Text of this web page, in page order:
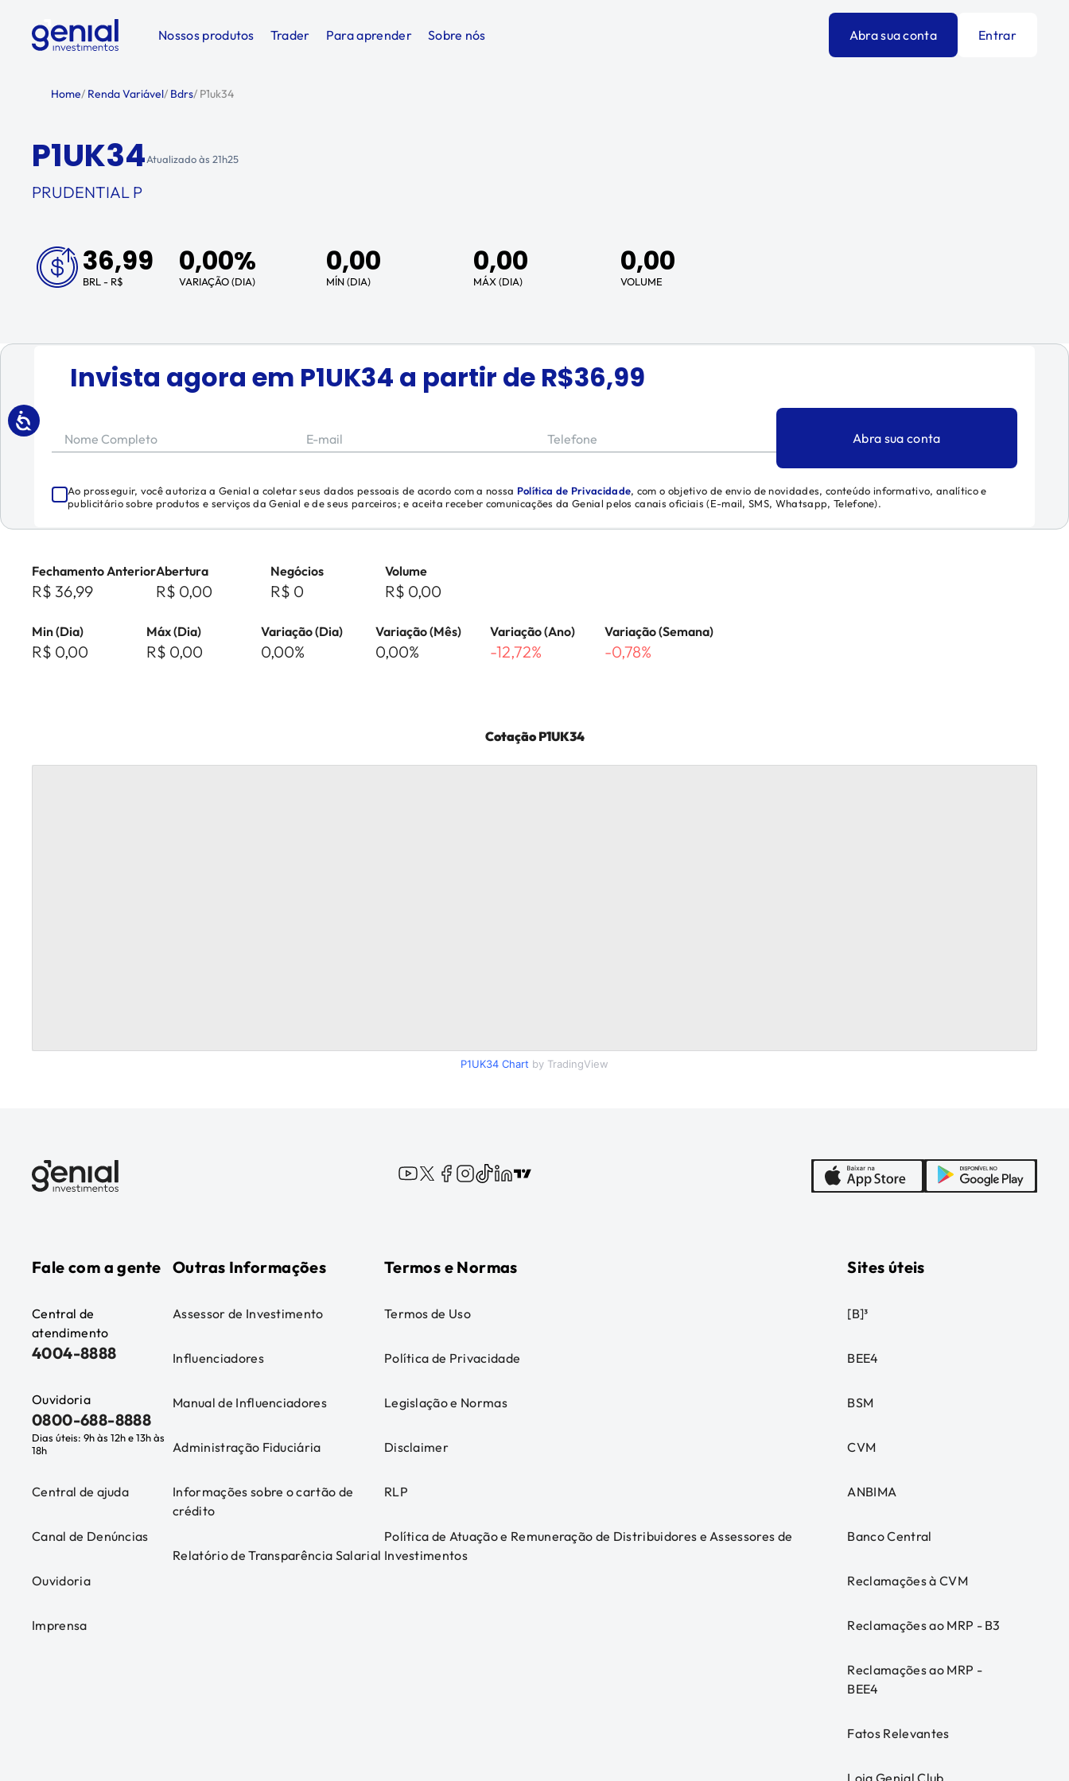
Nossos produtos Trader Para aprender Sobre nós Abra sua conta Entrar
Home/ Renda Variável/ Bdrs/ P1uk34
P1UK34Atualizado às 21h25
PRUDENTIAL P
36,99
BRL - R$
0,00%
VARIAÇÃO (DIA)
0,00
MÍN (DIA)
0,00
MÁX (DIA)
0,00
VOLUME
Invista agora em P1UK34 a partir de R$36,99
Nome Completo E-mail Telefone Abra sua conta
Ao prosseguir, você autoriza a Genial a coletar seus dados pessoais de acordo com a nossa Política de Privacidade, com o objetivo de envio de novidades, conteúdo informativo, analítico e
publicitário sobre produtos e serviços da Genial e de seus parceiros; e aceita receber comunicações da Genial pelos canais oficiais (E-mail, SMS, Whatsapp, Telefone).
Fechamento Anterior
R$ 36,99
Abertura
R$ 0,00
Negócios
R$ 0
Volume
R$ 0,00
Min (Dia)
R$ 0,00
Máx (Dia)
R$ 0,00
Variação (Dia)
0,00%
Variação (Mês)
0,00%
Variação (Ano)
-12,72%
Variação (Semana)
-0,78%
CotaçãoP1UK34
P1UK34 Chart by TradingView
Fale com a gente
Central de
atendimento
4004-8888
Ouvidoria
0800-688-8888
Dias úteis: 9h às 12h e 13h às
18h
Central de ajuda
Canal de Denúncias
Ouvidoria
Imprensa
Outras Informações
Assessor de Investimento
Influenciadores
Manual de Influenciadores
Administração Fiduciária
Informações sobre o cartão de
crédito
Relatório de Transparência Salarial
Termos e Normas
Termos de Uso
Política de Privacidade
Legislação e Normas
Disclaimer
RLP
Política de Atuação e Remuneração de Distribuidores e Assessores de
Investimentos
Sites úteis
[B]³
BEE4
BSM
CVM
ANBIMA
Banco Central
Reclamações à CVM
Reclamações ao MRP - B3
Reclamações ao MRP -
BEE4
Fatos Relevantes
Loja Genial Club